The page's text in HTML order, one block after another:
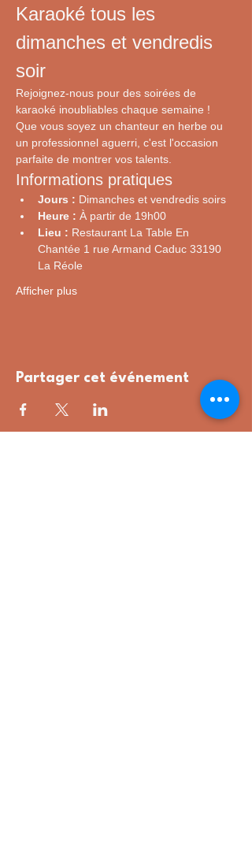
Karaoké tous les
dimanches et vendredis
soir
Rejoignez-nous pour des soirées de
karaoké inoubliables chaque semaine !
Que vous soyez un chanteur en herbe ou
un professionnel aguerri, c'est l'occasion
parfaite de montrer vos talents.
Informations pratiques
Jours : Dimanches et vendredis soirs
Heure : À partir de 19h00
Lieu : Restaurant La Table En
Chantée 1 rue Armand Caduc 33190
La Réole
Afficher plus
Partager cet événement